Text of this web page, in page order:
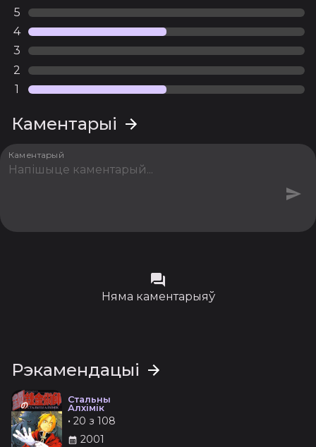
5
4
3
2
1
Каментарыі
Каментарый
Няма каментарыяў
Рэкамендацыі
Стальны
Алхімік
• 20 з 108
2001